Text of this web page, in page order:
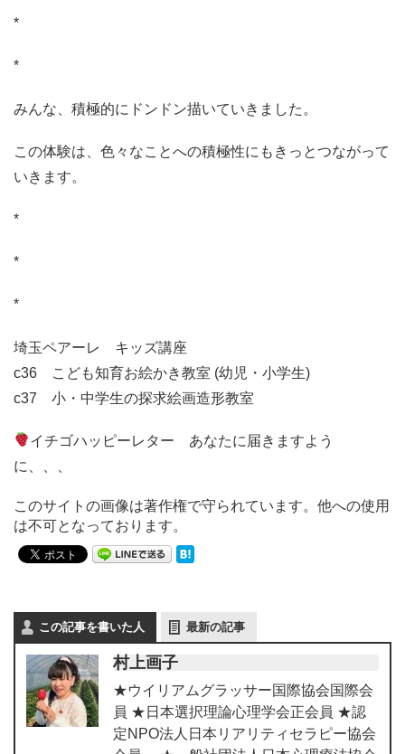
*
*
みんな、積極的にドンドン描いていきました。
この体験は、色々なことへの積極性にもきっとつながって
いきます。
*
*
*
埼玉ペアーレ キッズ講座
c36 こども知育お絵かき教室 (幼児・小学生)
c37 小・中学生の探求絵画造形教室
イチゴハッピーレター あなたに届きますよう
に、、、
このサイトの画像は著作権で守られています。他への使用
は不可となっております。
この記事を書いた人 最新の記事
村上画子
★ウイリアムグラッサー国際協会国際会
員 ★日本選択理論心理学会正会員 ★認
定NPO法人日本リアリティセラピー協会